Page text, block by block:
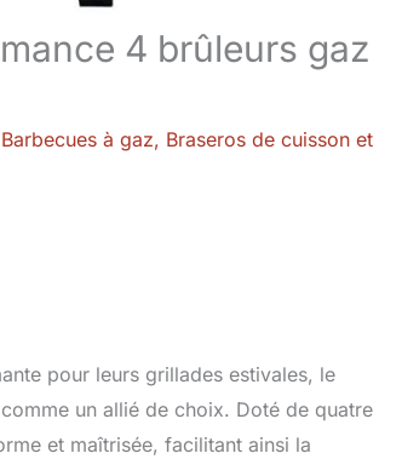
4 brûleurs gaz
Barbecues à gaz, Braseros de cuisson et
pour leurs grillades estivales, le
un allié de choix. Doté de quatre
et maîtrisée, facilitant ainsi la